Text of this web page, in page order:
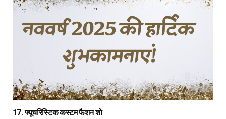
17. फ्यूचरिस्टिक कस्टम फैशन शो